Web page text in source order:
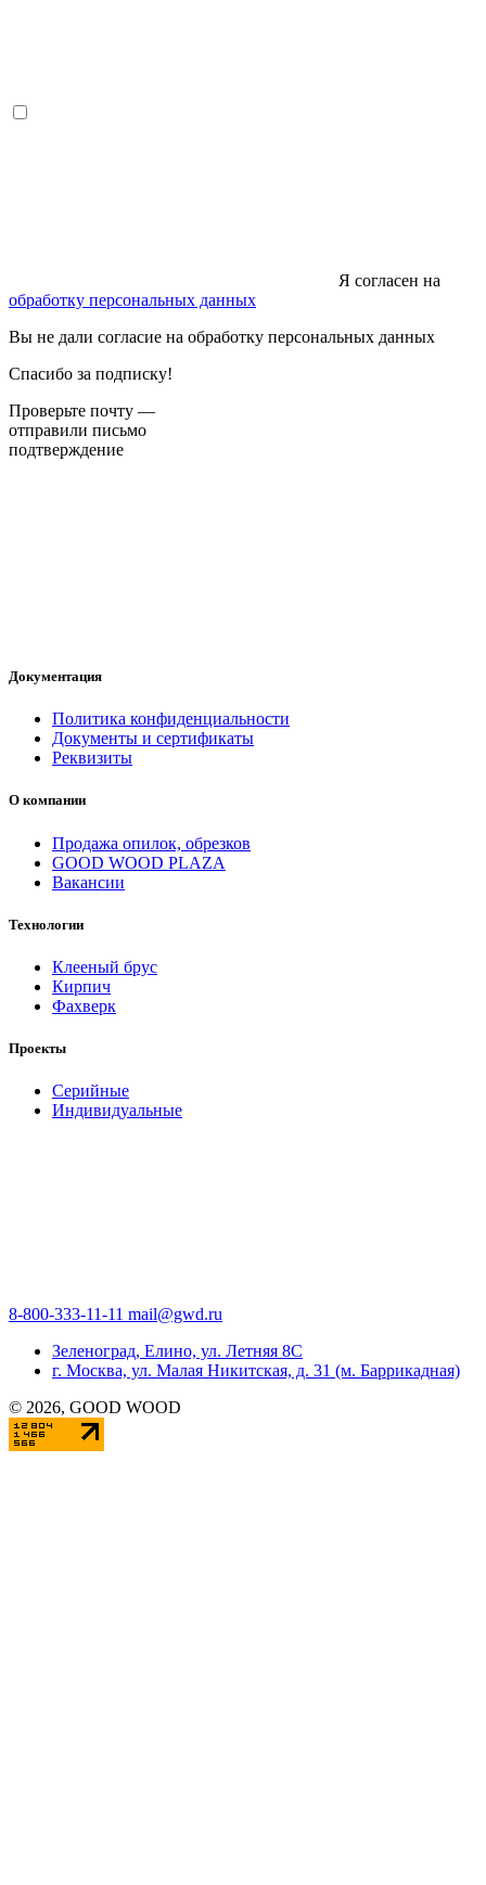
Я согласен на
обработку персональных данных
Вы не дали согласие на обработку персональных данных
Спасибо за подписку!
Проверьте почту —
отправили письмо
подтверждение
Документация
Политика конфиденциальности
Документы и сертификаты
Реквизиты
О компании
Продажа опилок, обрезков
GOOD WOOD PLAZA
Вакансии
Технологии
Клееный брус
Кирпич
Фахверк
Проекты
Серийные
Индивидуальные
8-800-333-11-11 mail@gwd.ru
Зеленоград, Елино, ул. Летняя 8С
г. Москва, ул. Малая Никитская, д. 31 (м. Баррикадная)
© 2026, GOOD WOOD